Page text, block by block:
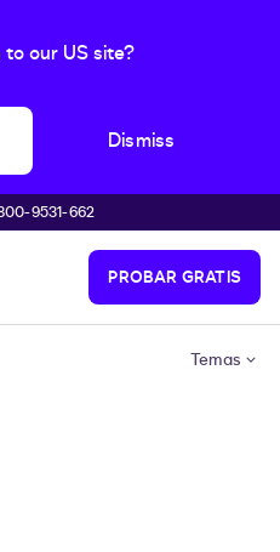
our US site?
Dismiss
9531-662
PROBAR GRATIS
Temas